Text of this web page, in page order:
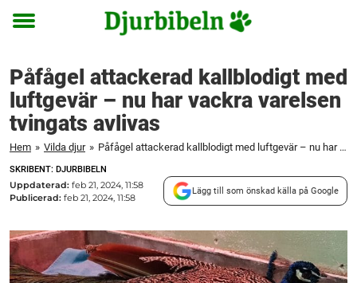
Toggle
Påfågel attackerad kallblodigt med
luftgevär – nu har vackra varelsen
tvingats avlivas
Hem » Vilda djur » Påfågel attackerad kallblodigt med luftgevär – nu har vackra varelsen tvingats avlivas
SKRIBENT: DJURBIBELN
Uppdaterad: feb 21, 2024, 11:58
Publicerad: feb 21, 2024, 11:58
Lägg till som önskad källa på Google